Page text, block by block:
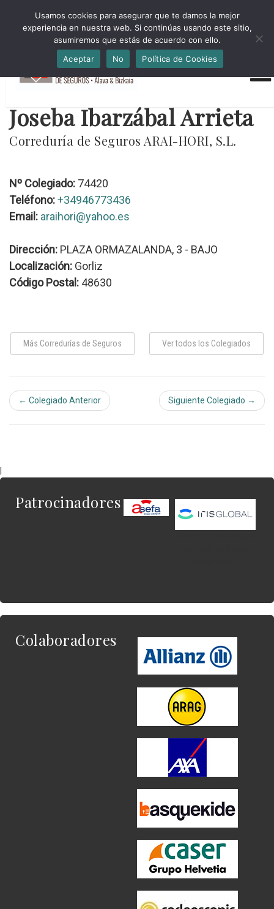
HORARIO INVIERNO Lun-Jue 09:00-16:30 Vier 9:00-14:00
administracion@cmsab.eus 94.442.43.43 Móvil y Whatsapp
688.889.170
Joseba Ibarzábal Arrieta
Correduría de Seguros ARAI-HORI, S.L.
Nº Colegiado: 74420
Teléfono:+34946773436
Email: araihori@yahoo.es
Dirección: PLAZA ORMAZALANDA, 3 - BAJO
Localización: Gorliz
Código Postal: 48630
Más Corredurías de Seguros Ver todos los Colegiados
← Colegiado Anterior Siguiente Colegiado →
Patrocinadores
Colaboradores
Usamos cookies para asegurar que te damos la mejor
experiencia en nuestra web. Si continúas usando este sitio,
asumiremos que estás de acuerdo con ello.
Aceptar
No Política de Cookies